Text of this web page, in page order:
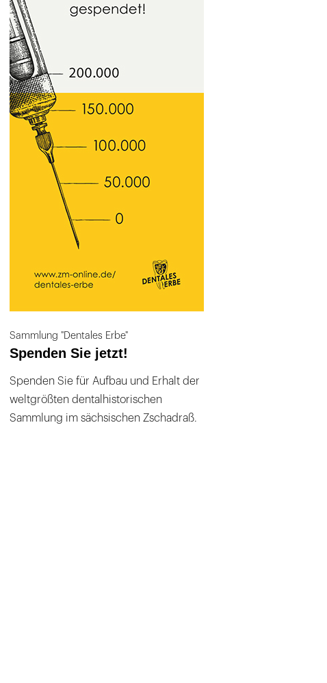
Sammlung "Dentales Erbe"
Spenden Sie jetzt!
Spenden Sie für Aufbau und Erhalt der
weltgrößten dentalhistorischen
Sammlung im sächsischen Zschadraß.